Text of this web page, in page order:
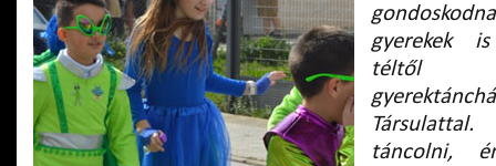
gyerekek
téltől
Társulattal.
táncolni,